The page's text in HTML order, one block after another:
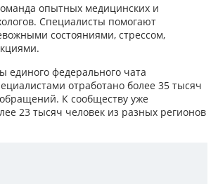
опытных медицинских и
Специалисты помогают
состояниями, стрессом,
единого федерального чата
отработано более 35 тысяч
К сообществу уже
23 тысяч человек из разных регионов